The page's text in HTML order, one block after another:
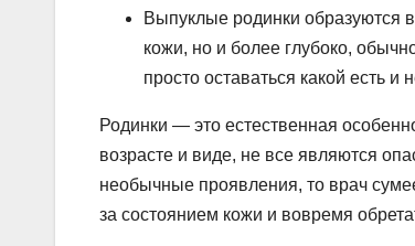
Выпуклые родинки образуются
кожи, но и более глубоко,
просто оставаться какой есть и
Родинки — это естественная
возрасте и виде, не все являются
необычные проявления, то врач
за состоянием кожи и вовремя